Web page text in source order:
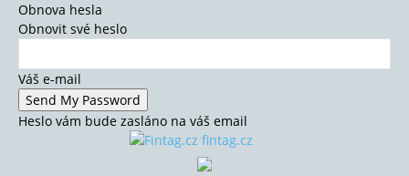
Obnova hesla
Obnovit své heslo
Váš e-mail
Heslo vám bude zasláno na váš email
fintag.cz